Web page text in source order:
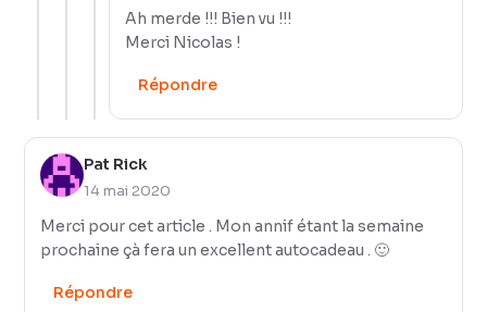
Ah merde !!! Bien vu !!!
Merci Nicolas !
Répondre
Pat Rick
14 mai 2020
Merci pour cet article . Mon annif étant la semaine
prochaine çà fera un excellent autocadeau . 🙂
Répondre